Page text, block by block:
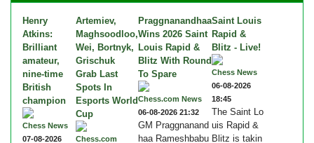
Henry
Atkins:
Brilliant
amateur,
nine-time
British
champion
Chess News
07-08-2026
Artemiev,
Maghsoodloo,
Wei, Bortnyk,
Grischuk
Grab Last
Spots In
Esports World
Cup
Chess.com
Praggnanandhaa
Wins 2026 Saint
Louis Rapid &
Blitz With Round
To Spare
Chess.com News
06-08-2026 21:32
GM Praggnanand
haa Rameshbabu
Saint Louis
Rapid &
Blitz - Live!
Chess News
06-08-2026
18:45
The Saint Lo
uis Rapid &
Blitz is takin